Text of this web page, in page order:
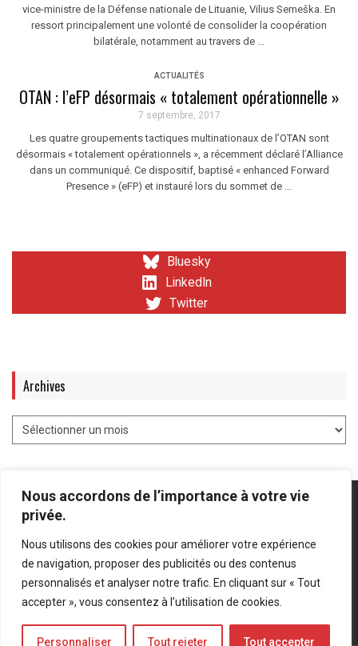
Nous accordons de l’importance à votre vie
privée.
Nous utilisons des cookies pour améliorer votre expérience
de navigation, proposer des publicités ou des contenus
personnalisés et analyser notre trafic. En cliquant sur « Tout
accepter », vous consentez à l’utilisation de cookies.
Personnaliser Tout rejeter Tout accepter
vice-ministre de la Défense nationale de Lituanie, Vilius Semeška. En
ressort principalement une volonté de consolider la coopération
bilatérale, notamment au travers de ...
ACTUALITÉS
OTAN : l’eFP désormais « totalement opérationnelle »
7 septembre, 2017
Les quatre groupements tactiques multinationaux de l’OTAN sont
désormais « totalement opérationnels », a récemment déclaré l’Alliance
dans un communiqué. Ce dispositif, baptisé « enhanced Forward
Presence » (eFP) et instauré lors du sommet de ...
Bluesky
LinkedIn
Twitter
Archives
Mentions légales Politique de confidentialité
Bluesky
LinkedIn
Twitter